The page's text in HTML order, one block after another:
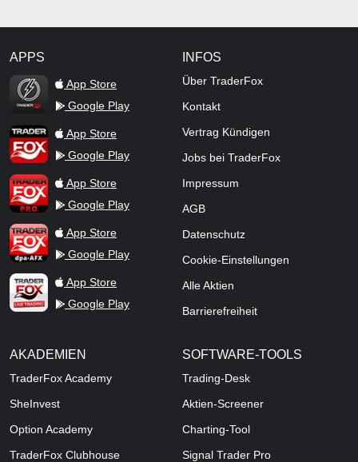
APPS
TraderFox Flash
App Store
Google Play
TraderFox AppApp Store
Google Play
TraderFox ProApp Store
Google Play
TraderFox dpa-AFX ProFeed
App Store
Google Play
TraderFox Live Trading
App Store
Google Play
INFOS
Über TraderFox
Kontakt
Vertrag Kündigen
Jobs bei TraderFox
Impressum
AGB
Datenschutz
Cookie-Einstellungen
Alle Aktien
Barrierefreiheit
AKADEMIEN
TraderFox Academy
SheInvest
Option Academy
TraderFox Clubhouse
SOFTWARE-TOOLS
Trading-Desk
Aktien-Screener
Charting-Tool
Signal Trader Pro